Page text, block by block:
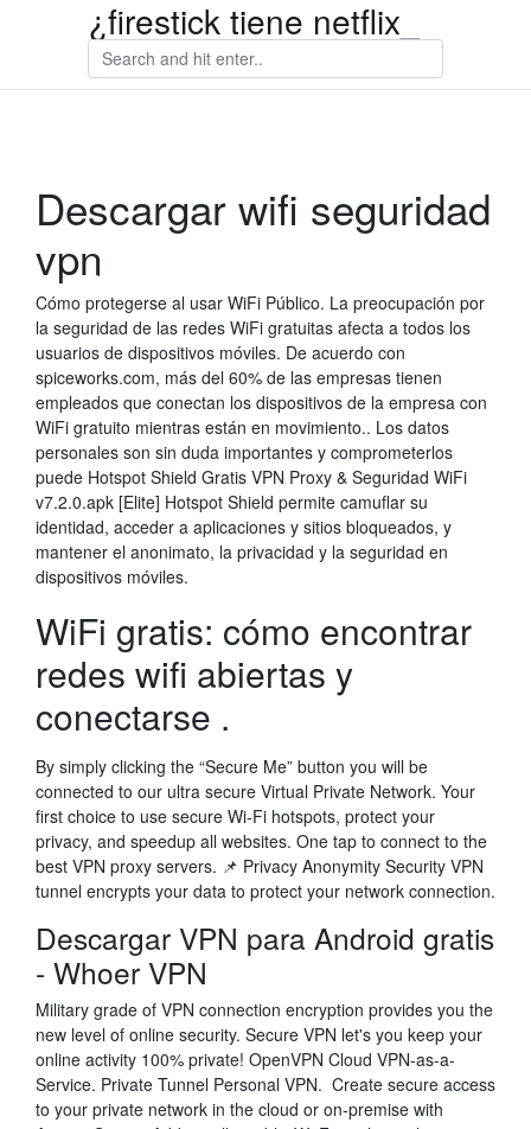
¿firestick tiene netflix_
Descargar wifi seguridad
vpn
Cómo protegerse al usar WiFi Público. La preocupación por
la seguridad de las redes WiFi gratuitas afecta a todos los
usuarios de dispositivos móviles. De acuerdo con
spiceworks.com, más del 60% de las empresas tienen
empleados que conectan los dispositivos de la empresa con
WiFi gratuito mientras están en movimiento.. Los datos
personales son sin duda importantes y comprometerlos
puede Hotspot Shield Gratis VPN Proxy & Seguridad WiFi
v7.2.0.apk [Elite] Hotspot Shield permite camuflar su
identidad, acceder a aplicaciones y sitios bloqueados, y
mantener el anonimato, la privacidad y la seguridad en
dispositivos móviles.
WiFi gratis: cómo encontrar
redes wifi abiertas y
conectarse .
By simply clicking the “Secure Me” button you will be
connected to our ultra secure Virtual Private Network. Your
first choice to use secure Wi-Fi hotspots, protect your
privacy, and speedup all websites. One tap to connect to the
best VPN proxy servers. 📌 Privacy Anonymity Security VPN
tunnel encrypts your data to protect your network connection.
Descargar VPN para Android gratis
- Whoer VPN
Military grade of VPN connection encryption provides you the
new level of online security. Secure VPN let's you keep your
online activity 100% private! OpenVPN Cloud VPN-as-a-
Service. Private Tunnel Personal VPN. Create secure access
to your private network in the cloud or on-premise with